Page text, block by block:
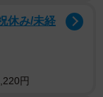
休み/未経
円